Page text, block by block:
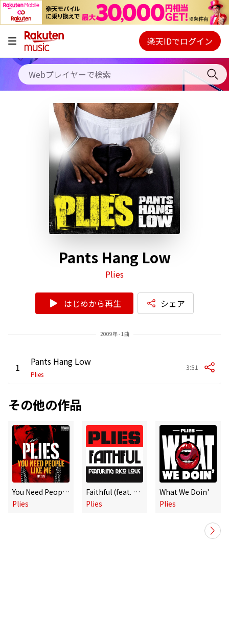
キャンペーン
料金プラン
使い方
初回30日間無料お試し
Webプレイヤー
ご契約内容の確認・変更
楽天IDでログイン
Pants Hang Low
Plies
はじめから再生 シェア
2009年 - 1曲
1 Pants Hang Low
Plies
3:51
その他の作品
You Need People like Me 1
Plies
Faithful (feat. Rico Love)
Plies
What We Doin'
Plies